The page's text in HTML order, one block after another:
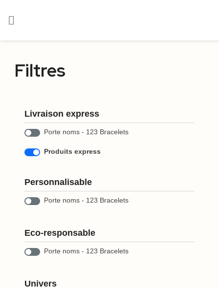

Filtres
Livraison express
Porte noms - 123 Bracelets
Produits express
Personnalisable
Porte noms - 123 Bracelets
Eco-responsable
Porte noms - 123 Bracelets
Univers